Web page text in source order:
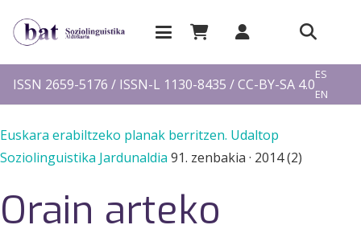
ISSN 2659-5176 / ISSN-L 1130-8435 / CC-BY-SA 4.0
ES
EN
Euskara erabiltzeko planak berritzen. Udaltop
Soziolinguistika Jardunaldia 91. zenbakia · 2014 (2)
Orain arteko